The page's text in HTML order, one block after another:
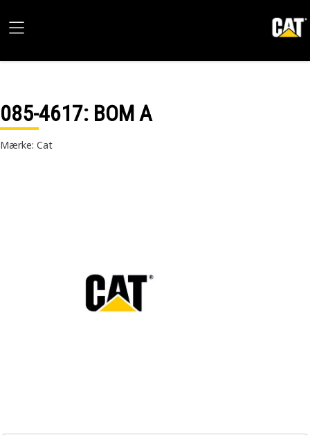
085-4617: BOM A
Mærke: Cat